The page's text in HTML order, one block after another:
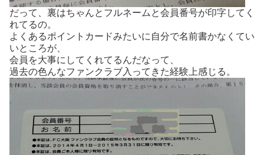
だって、裏はちゃんとフルネームと会員番号が印字してく
れてるの。
よくあるポイントカードみたいに自分で名前書かなくてい
いところが、
会員を大事にしてくれてるんだなって、
過去の色んなファンクラブ入ってきた経験上感じる。